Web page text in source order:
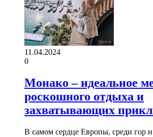
11.04.2024
0
Монако – идеальное
роскошного отдыха и
захватывающих
В самом сердце Европы, среди гор